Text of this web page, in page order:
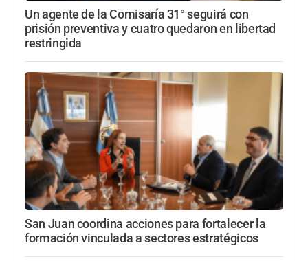
Un agente de la Comisaría 31° seguirá con
prisión preventiva y cuatro quedaron en libertad
restringida
San Juan coordina acciones para fortalecer la
formación vinculada a sectores estratégicos